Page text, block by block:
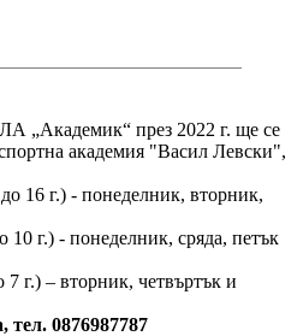
„Академик“ през 2022 г. ще се
академия "Васил Левски",
16 г.) - понеделник, вторник,
10 г.) - понеделник, сряда, петък
7 г.) – вторник, четвъртък и
0876987787